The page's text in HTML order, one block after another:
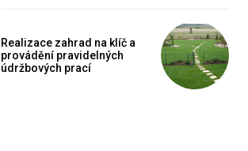
Realizace zahrad na klíč a
provádění pravidelných
údržbových prací